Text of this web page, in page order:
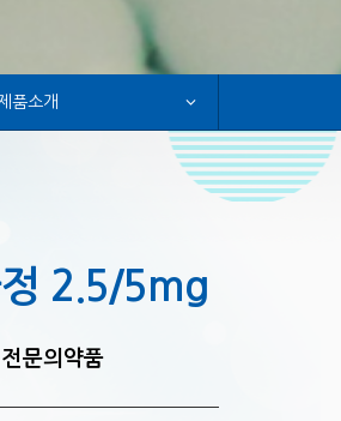
품소개
정 2.5/5mg
문의약품